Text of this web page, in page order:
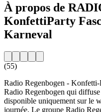
À propos de
KonfettiParty
Karneval
(55)
Radio Regenbogen -
Radio Regenbogen qui
disponible uniquement sur le
journée. Le groupe Radio